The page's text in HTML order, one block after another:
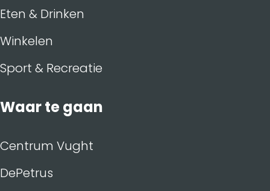
Eten & Drinken
Winkelen
Sport & Recreatie
Waar te gaan
Centrum Vught
DePetrus